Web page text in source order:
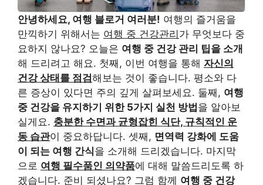
안녕하세요, 여행 블로거 여러분! 여행의 즐거움을
만끽하기 위해서는 여행 중 건강관리 가 무엇보다 중
요하지 않나요? 오늘은 여행 중 건강 관리 팁을 소개
해 드리려고 해요. 첫째, 이번 여행을 통해 자신의
건강 상태를 점검해보는 것이 좋습니다. 평소와 다
른 증상이 있다면 주의 깊게 살펴보세요. 둘째, 여행
중 건강을 유지하기 위한 5가지 실천 방법 을 알아보
실게요. 충분한 수면과 균형잡힌 식단, 규칙적인 운
동 습관이 중요하답니다. 셋째, 면역력 강화에 도움
이 되는 여행 간식을 소개해 드리겠습니다. 마지막
으로 여행 필수품인 의약품에 대해 말씀드리도록 하
겠습니다. 준비 되셨나요? 그럼 함께 여행 중 건강